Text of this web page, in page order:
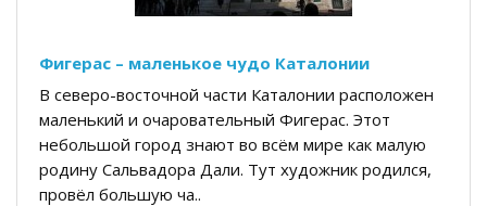
Фигерас – маленькое чудо Каталонии
В северо-восточной части Каталонии расположен
маленький и очаровательный Фигерас. Этот
небольшой город знают во всём мире как малую
родину Сальвадора Дали. Тут художник родился,
провёл большую ча..